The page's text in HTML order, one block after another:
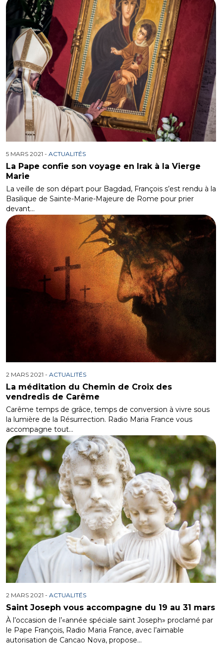
5 MARS 2021 - ACTUALITÉS
La Pape confie son voyage en Irak à la Vierge
Marie
La veille de son départ pour Bagdad, François s’est rendu à la
Basilique de Sainte-Marie-Majeure de Rome pour prier
devant…
2 MARS 2021 - ACTUALITÉS
La méditation du Chemin de Croix des
vendredis de Carême
Carême temps de grâce, temps de conversion à vivre sous
la lumière de la Résurrection. Radio Maria France vous
accompagne tout…
2 MARS 2021 - ACTUALITÉS
Saint Joseph vous accompagne du 19 au 31 mars
À l’occasion de l’«année spéciale saint Joseph» proclamé par
le Pape François, Radio Maria France, avec l’aimable
autorisation de Cancao Nova, propose…